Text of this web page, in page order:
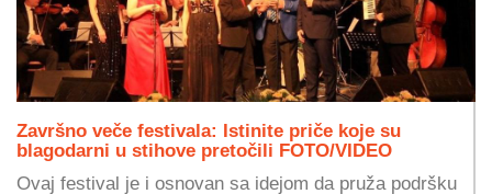
Završno veče festivala: Istinite priče koje su
blagodarni u stihove pretočili FOTO/VIDEO
Ovaj festival je i osnovan sa idejom da pruža podršku